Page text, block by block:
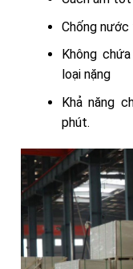
Chống
Không chứa
loại nặng
Khả năng
phút.